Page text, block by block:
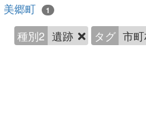
美郷町 1
種別2 遺跡 タグ 市